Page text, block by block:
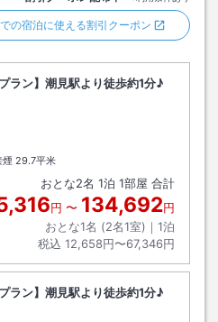
の宿泊に使える割引クーポン
ラン】潮見駅より徒歩約1分♪
煙 29.7平米
おとな2名 1泊 1部屋 合計
円 〜 134,692円
おとな1名 (2名1室)｜ 1泊
税込 12,658円〜67,346円
ラン】潮見駅より徒歩約1分♪